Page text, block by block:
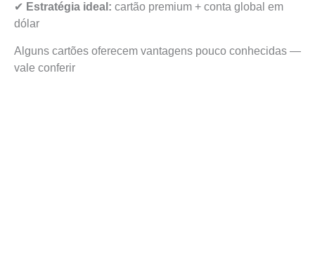
✔ Estratégia ideal: cartão premium + conta global em
dólar
Alguns cartões oferecem vantagens pouco conhecidas —
vale conferir